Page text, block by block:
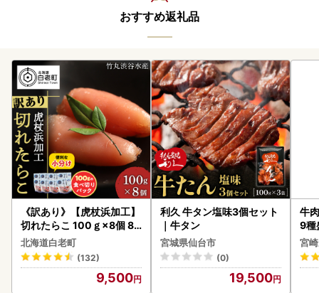
おすすめ返礼品
《訳あり》【虎杖浜加工】
切れたらこ 100ｇ×8個 80
0g AK081
北海道白老町
(132)
9,500
利久 牛タン塩味3個セット
｜牛タン
宮城県仙台市
(0)
19,500
牛
9種
-
シ!!
宮